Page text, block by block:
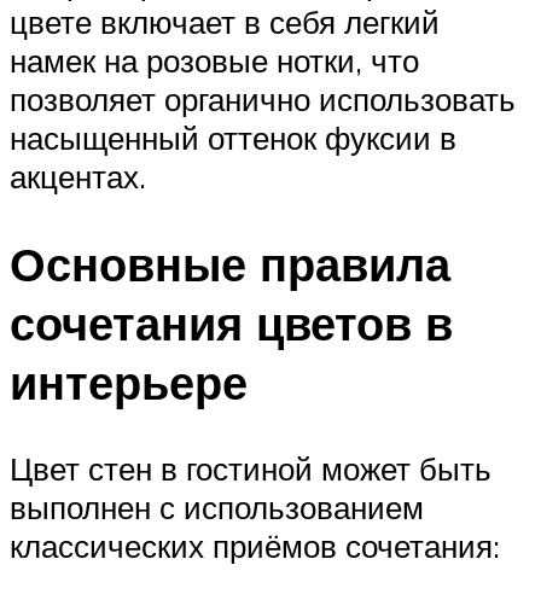
цвете включает в себя легкий
намек на розовые нотки, что
позволяет органично использовать
насыщенный оттенок фуксии в
акцентах.
Основные правила
сочетания цветов в
интерьере
Цвет стен в гостиной может быть
выполнен с использованием
классических приёмов сочетания: